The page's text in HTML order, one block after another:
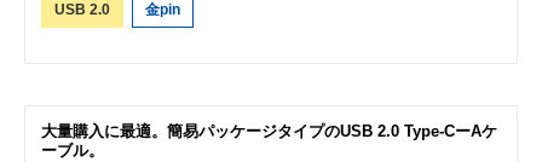
USB 2.0 金pin
大量購入に最適。簡易パッケージタイプのUSB 2.0 Type-CーAケ
ーブル。